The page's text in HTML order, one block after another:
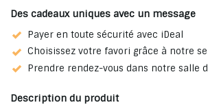
Des cadeaux uniques avec un message
Payer en toute sécurité avec iDeal
Choisissez votre favori grâce à notre
Prendre rendez-vous dans notre salle
Description du produit